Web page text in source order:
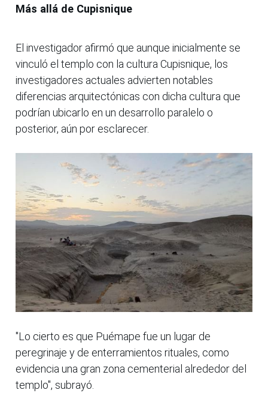
Más allá de Cupisnique
El investigador afirmó que aunque inicialmente se
vinculó el templo con la cultura Cupisnique, los
investigadores actuales advierten notables
diferencias arquitectónicas con dicha cultura que
podrían ubicarlo en un desarrollo paralelo o
posterior, aún por esclarecer.
"Lo cierto es que Puémape fue un lugar de
peregrinaje y de enterramientos rituales, como
evidencia una gran zona cementerial alrededor del
templo", subrayó.